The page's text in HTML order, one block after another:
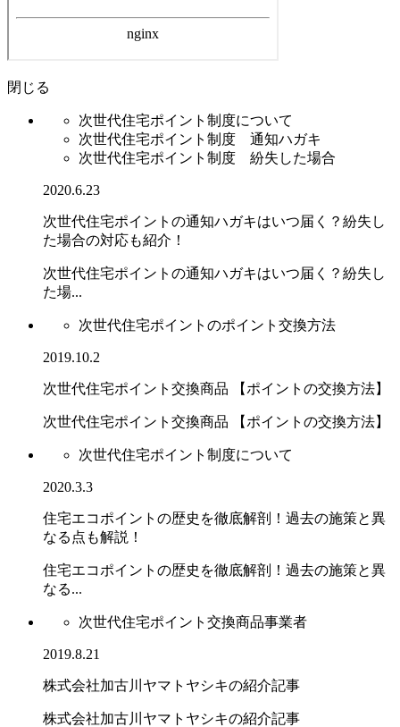
閉じる
次世代住宅ポイント制度について
次世代住宅ポイント制度 通知ハガキ
次世代住宅ポイント制度 紛失した場合
2020.6.23
次世代住宅ポイントの通知ハガキはいつ届く？紛失し
た場合の対応も紹介！
次世代住宅ポイントの通知ハガキはいつ届く？紛失し
た場...
次世代住宅ポイントのポイント交換方法
2019.10.2
次世代住宅ポイント交換商品 【ポイントの交換方法】
次世代住宅ポイント交換商品 【ポイントの交換方法】
次世代住宅ポイント制度について
2020.3.3
住宅エコポイントの歴史を徹底解剖！過去の施策と異
なる点も解説！
住宅エコポイントの歴史を徹底解剖！過去の施策と異
なる...
次世代住宅ポイント交換商品事業者
2019.8.21
株式会社加古川ヤマトヤシキの紹介記事
株式会社加古川ヤマトヤシキの紹介記事